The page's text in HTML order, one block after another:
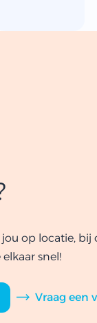
op locatie,
snel!
Vraag een